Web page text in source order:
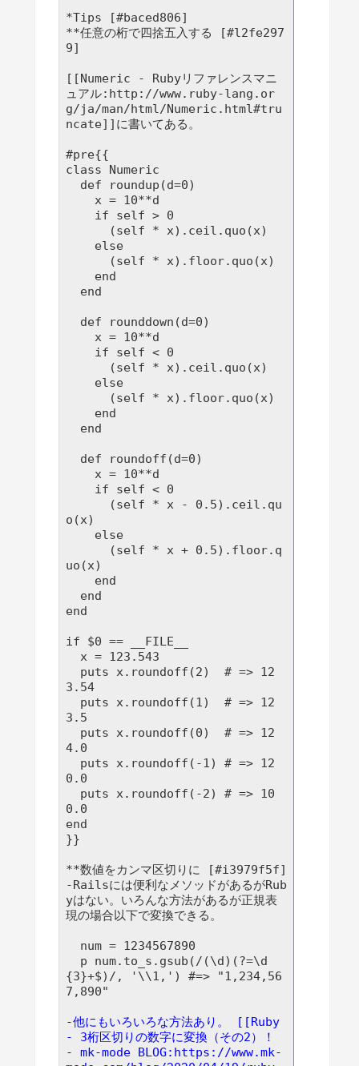
*Tips [#baced806]
**任意の桁で四捨五入する [#l2fe297
9]
[[Numeric - Rubyリファレンスマニ
ュアル:http://www.ruby-lang.or
g/ja/man/html/Numeric.html#tru
ncate]]に書いてある。
#pre{{
class Numeric
o(x)
uo(x)
end
if $0 == __FILE__
3.54
3.5
4.0
0.0
0.0
end
}}
**数値をカンマ区切りに [#i3979f5f]
-Railsには便利なメソッドがあるがRub
yはない。いろんな方法があるが正規表
{3}+$)/, '\\1,') #=> "1,234,56
-他にもいろいろな方法あり。 [[Ruby
- 3桁区切りの数字に変換（その2）！
- mk-mode BLOG:https://www.mk-